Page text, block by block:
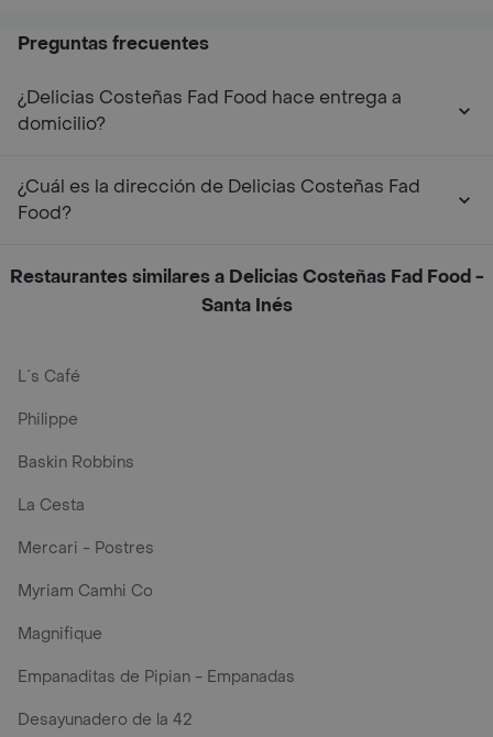
Preguntas frecuentes
¿Delicias Costeñas Fad Food hace entrega a
domicilio?
¿Cuál es la dirección de Delicias Costeñas Fad
Food?
Restaurantes similares a Delicias Costeñas Fad Food -
Santa Inés
L´s Café
Philippe
Baskin Robbins
La Cesta
Mercari - Postres
Myriam Camhi Co
Magnifique
Empanaditas de Pipian - Empanadas
Desayunadero de la 42